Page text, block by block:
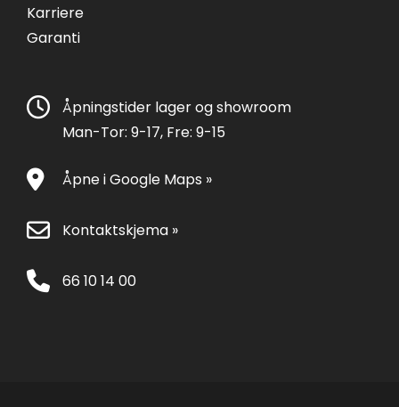
Karriere
Garanti
Åpningstider lager og showroom
Man-Tor: 9-17, Fre: 9-15
Åpne i Google Maps »
Kontaktskjema »
66 10 14 00